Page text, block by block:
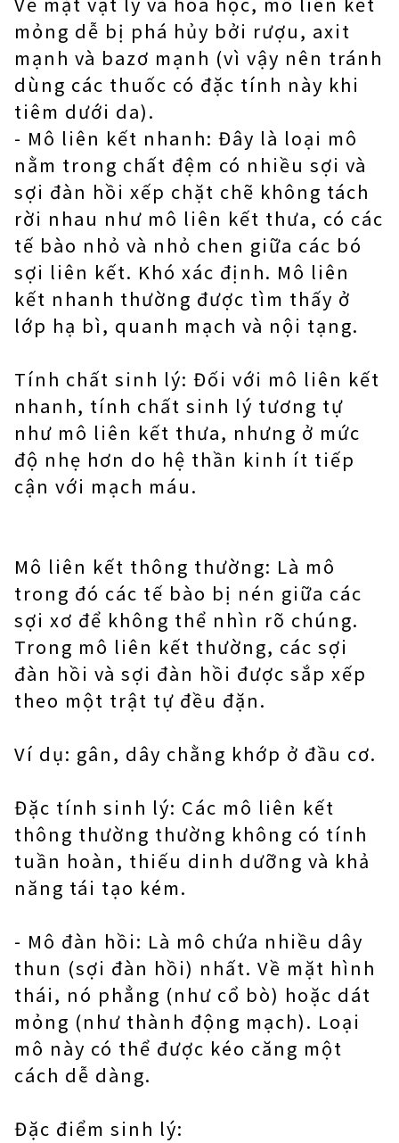
mỏng dễ bị phá hủy bởi rượu, axit
mạnh và bazơ mạnh (vì vậy nên tránh
dùng các thuốc có đặc tính này khi
tiêm dưới da).
- Mô liên kết nhanh: Đây là loại mô
nằm trong chất đệm có nhiều sợi và
sợi đàn hồi xếp chặt chẽ không tách
rời nhau như mô liên kết thưa, có các
tế bào nhỏ và nhỏ chen giữa các bó
sợi liên kết. Khó xác định. Mô liên
kết nhanh thường được tìm thấy ở
lớp hạ bì, quanh mạch và nội tạng.
Tính chất sinh lý: Đối với mô liên kết
nhanh, tính chất sinh lý tương tự
như mô liên kết thưa, nhưng ở mức
độ nhẹ hơn do hệ thần kinh ít tiếp
cận với mạch máu.
Mô liên kết thông thường: Là mô
trong đó các tế bào bị nén giữa các
sợi xơ để không thể nhìn rõ chúng.
Trong mô liên kết thường, các sợi
đàn hồi và sợi đàn hồi được sắp xếp
theo một trật tự đều đặn.
Ví dụ: gân, dây chằng khớp ở đầu cơ.
Đặc tính sinh lý: Các mô liên kết
thông thường thường không có tính
tuần hoàn, thiếu dinh dưỡng và khả
năng tái tạo kém.
- Mô đàn hồi: Là mô chứa nhiều dây
thun (sợi đàn hồi) nhất. Về mặt hình
thái, nó phẳng (như cổ bò) hoặc dát
mỏng (như thành động mạch). Loại
mô này có thể được kéo căng một
cách dễ dàng.
Đặc điểm sinh lý: